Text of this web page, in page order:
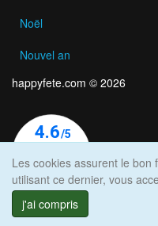
Noël
Nouvel an
happyfete.com © 2026
Les cookies assurent le bon
utilisant ce dernier, vous
j'ai compris